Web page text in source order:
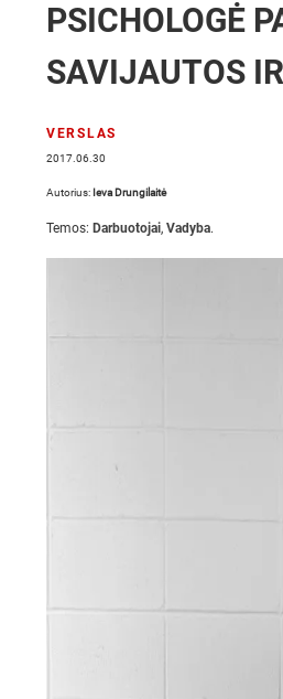
PSICHOLOGĖ
SAVIJAUTOS
VERSLAS
2017.06.30
Autorius: Ieva Drungilaitė
Temos: Darbuotojai, Vadyba.